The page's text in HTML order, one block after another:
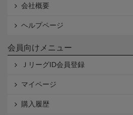
会社概要
ヘルプページ
会員向けメニュー
ＪリーグID会員登録
マイページ
購入履歴